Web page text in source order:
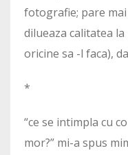
fotografie; pare
dilueaza calitatea
oricine sa -l faca),
*
“ce se intimpla cu
mor?” mi-a spus